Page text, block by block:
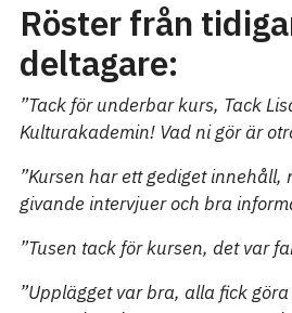
Röster från
deltagare:
”Tack för underbar kurs, Tack
Kulturakademin! Vad ni gör är
”Kursen har ett gediget innehåll,
givande intervjuer och bra
”Tusen tack för kursen, det var
”Upplägget var bra, alla fick